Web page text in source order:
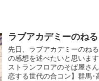
ラブアカデミーのね
先日、ラブアカデミーのね
の感想を述べたいと思いま
ストランフロアのそば屋さ
恋する世代の合コン】群馬･